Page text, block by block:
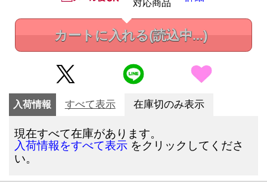
カートに入れる(読込中...)
入荷情報 すべて表示 在庫切のみ表示
現在すべて在庫があります。
入荷情報をすべて表示 をクリックしてくださ
い。